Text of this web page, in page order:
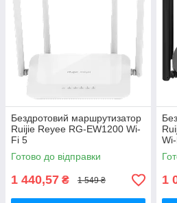
Бездротовий маршрутизатор
Ruijie Reyee RG-EW1200 Wi-
Fi 5
Готово до відправки
1 440,57 ₴ 1 549 ₴ 1